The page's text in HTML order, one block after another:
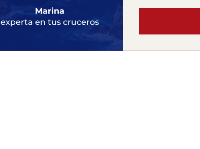
Marina
experta en tus cruceros